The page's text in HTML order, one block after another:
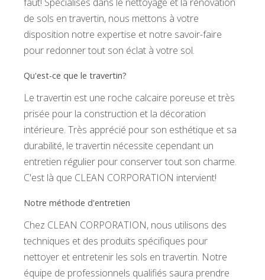
de sols en travertin, nous mettons à votre
disposition notre expertise et notre savoir-faire
pour redonner tout son éclat à votre sol.
Qu'est-ce que le travertin?
Le travertin est une roche calcaire poreuse et très
prisée pour la construction et la décoration
intérieure. Très apprécié pour son esthétique et sa
durabilité, le travertin nécessite cependant un
entretien régulier pour conserver tout son charme.
C'est là que CLEAN CORPORATION intervient!
Notre méthode d'entretien
Chez CLEAN CORPORATION, nous utilisons des
techniques et des produits spécifiques pour
nettoyer et entretenir les sols en travertin. Notre
équipe de professionnels qualifiés saura prendre